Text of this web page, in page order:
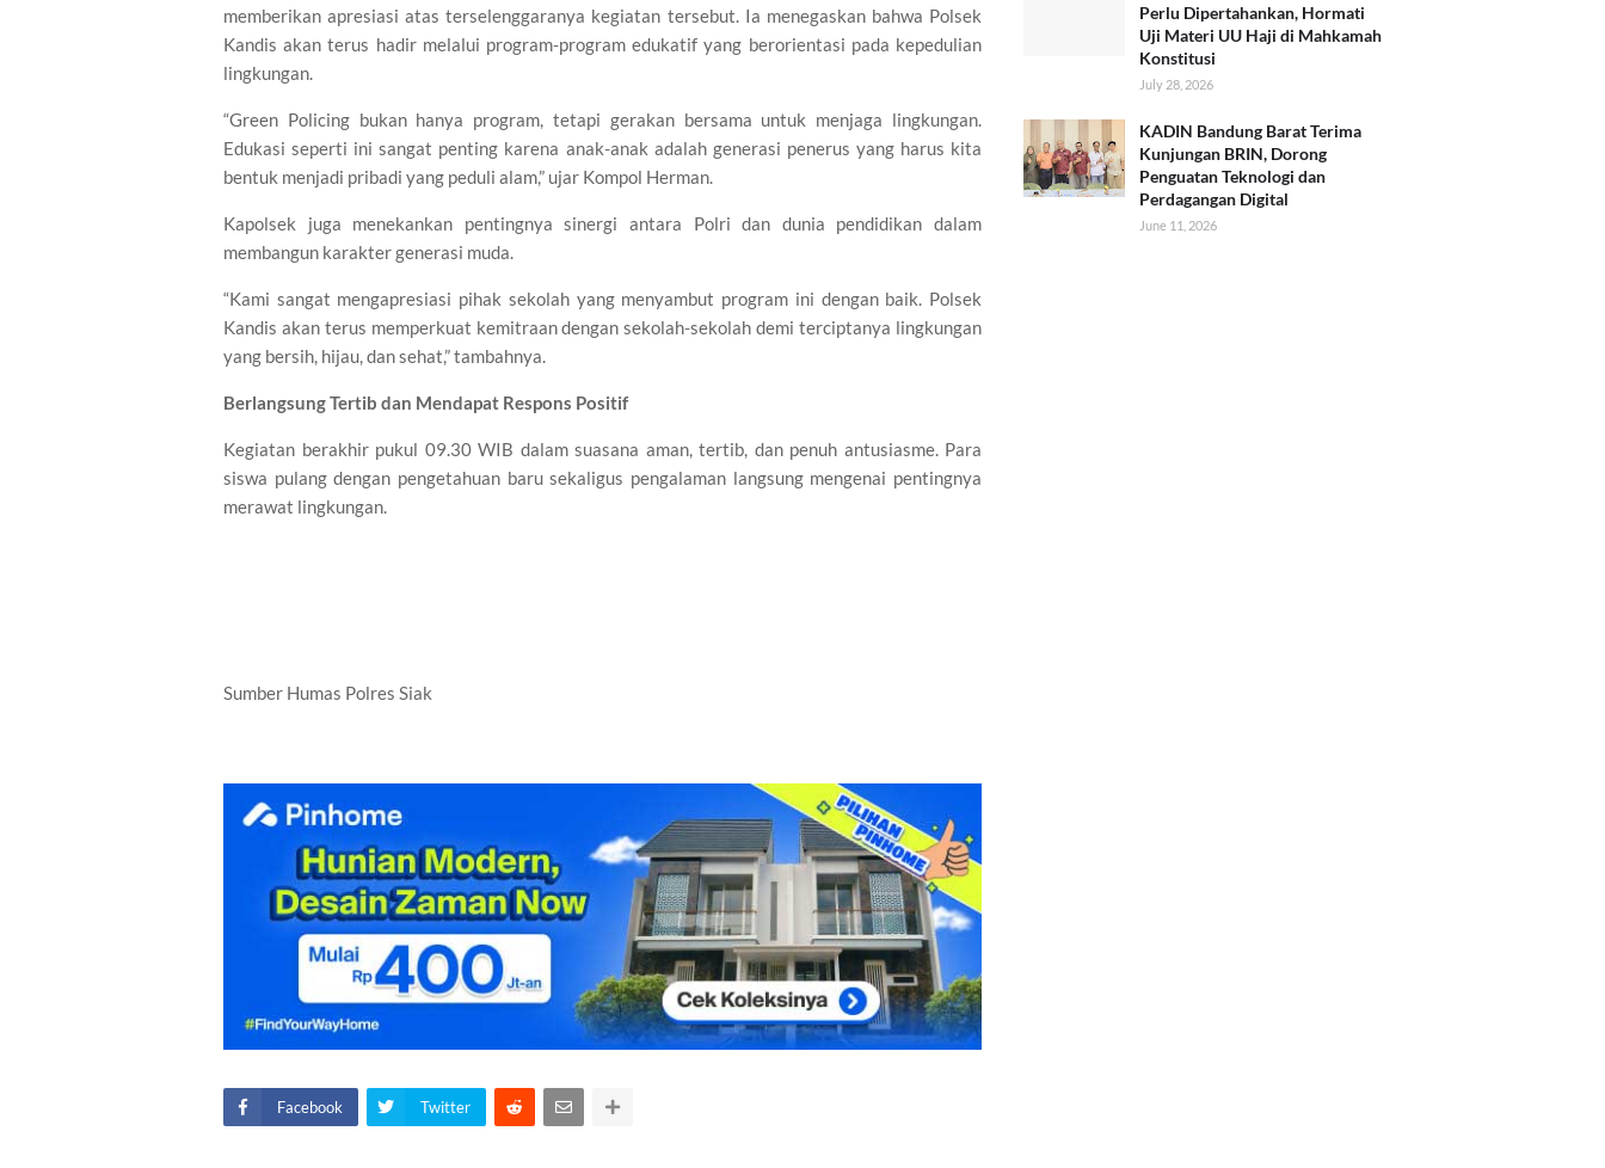
memberikan apresiasi atas terselenggaranya kegiatan tersebut. Ia menegaskan bahwa Polsek
Kandis akan terus hadir melalui program-program edukatif yang berorientasi pada kepedulian
lingkungan.
“Green Policing bukan hanya program, tetapi gerakan bersama untuk menjaga lingkungan.
Edukasi seperti ini sangat penting karena anak-anak adalah generasi penerus yang harus kita
bentuk menjadi pribadi yang peduli alam,” ujar Kompol Herman.
Kapolsek juga menekankan pentingnya sinergi antara Polri dan dunia pendidikan dalam
membangun karakter generasi muda.
“Kami sangat mengapresiasi pihak sekolah yang menyambut program ini dengan baik. Polsek
Kandis akan terus memperkuat kemitraan dengan sekolah-sekolah demi terciptanya lingkungan
yang bersih, hijau, dan sehat,” tambahnya.
Berlangsung Tertib dan Mendapat Respons Positif
Kegiatan berakhir pukul 09.30 WIB dalam suasana aman, tertib, dan penuh antusiasme. Para
siswa pulang dengan pengetahuan baru sekaligus pengalaman langsung mengenai pentingnya
merawat lingkungan.
Sumber Humas Polres Siak
Facebook Twitter
Perlu Dipertahankan, Hormati
Uji Materi UU Haji di Mahkamah
Konstitusi
July 28, 2026
KADIN Bandung Barat Terima
Kunjungan BRIN, Dorong
Penguatan Teknologi dan
Perdagangan Digital
June 11, 2026